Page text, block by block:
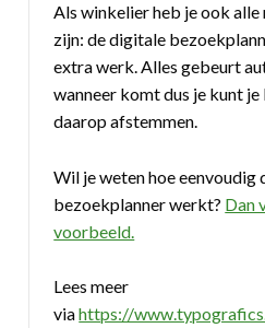
Als winkelier heb je ook
zijn: de digitale
extra werk. Alles gebeurt
wanneer komt dus je kunt
daarop afstemmen.
Wil je weten hoe eenvoudig
bezoekplanner werkt? Dan
voorbeeld.
Lees meer
viahttps://